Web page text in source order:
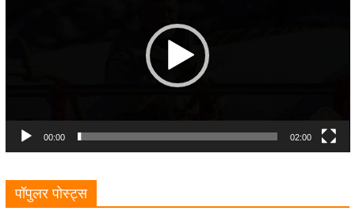
00:00 02:00
पॉपुलर पोस्ट्स